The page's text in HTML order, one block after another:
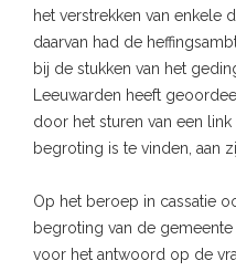
het verstrekken van enkele
daarvan had de
bij de stukken van het
Leeuwarden heeft
door het sturen van een
begroting is te vinden, aan
Op het beroep in cassatie
begroting van de
voor het antwoord op de